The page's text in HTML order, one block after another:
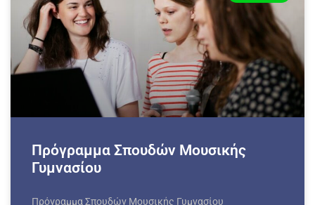
Πρόγραμμα Σπουδών Μουσικής
Γυμνασίου
Πρόγραμμα Σπουδών Μουσικής Γυμνασίου